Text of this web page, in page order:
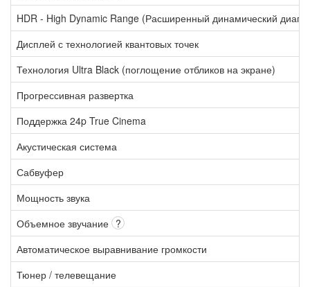
HDR - High Dynamic Range (Расширенный динамический
Дисплей с технологией квантовых точек
Технология Ultra Black (поглощение отбликов на экране)
Прогрессивная развертка
Поддержка 24p True Cinema
Акустическая система
Сабвуфер
Мощность звука
Объемное звучание ?
Автоматическое выравнивание громкости
Тюнер / телевещание